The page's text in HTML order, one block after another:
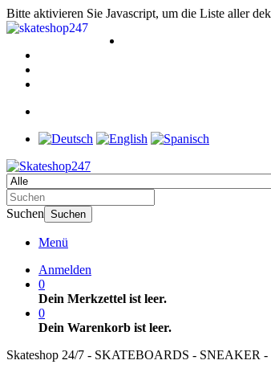
Bitte aktivieren Sie Javascript, um die Liste aller
Suchen Suchen
Menü
Anmelden
0
Dein Merkzettel ist leer.
0
Dein Warenkorb ist leer.
Skateshop 24/7 - SKATEBOARDS - SNEAKER